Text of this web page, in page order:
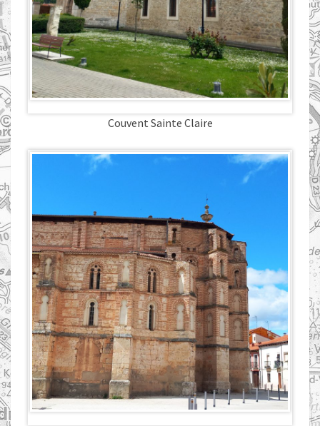
Couvent Sainte Claire